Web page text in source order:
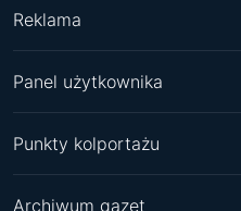
Reklama
Panel użytkownika
Punkty kolportażu
Archiwum gazet